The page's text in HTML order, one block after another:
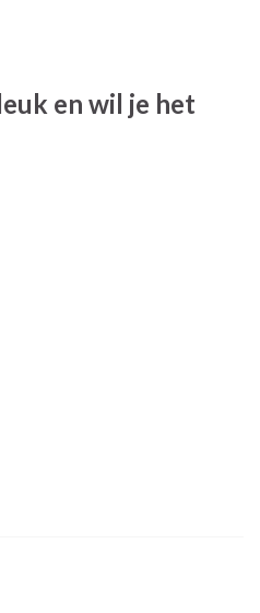
en wil je het